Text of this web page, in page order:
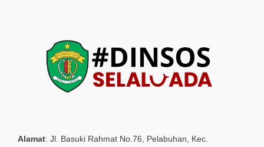
Alamat: Jl. Basuki Rahmat No.76, Pelabuhan, Kec.